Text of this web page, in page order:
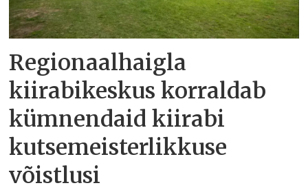
Regionaalhaigla
kiirabikeskus korraldab
kümnendaid kiirabi
kutsemeisterlikkuse
võistlusi